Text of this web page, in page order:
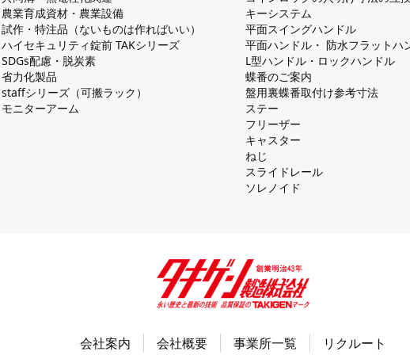
農業育成資材・農業設備
試作・特注品（ないものは作ればいい）
ハイセキュリティ錠前 TAKシリーズ
SDGs配慮・脱炭素
省力化製品
staffシリーズ（可搬ラック）
モニターアーム
キーシステム
平⾯スイングハンドル
平⾯ハンドル・ 防⽔フラットハ
L型ハンドル・ロックハンドル
蝶番のご案内
盤⽤裏蝶番取付け参考⼨法
ステー
フリーザー
キャスター
ねじ
スライドレール
ソレノイド
会社案内 会社概要 事業所一覧 リクルート